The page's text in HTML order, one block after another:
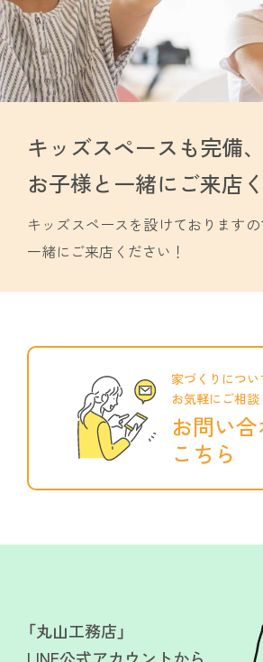
キッズスペースも完備、
お子様と一緒に ご来店
キッズスペースを設けておりますの
一緒にご来店ください！
家づくりについ
お気軽にご相談
お問い
こちら
「丸山工務店」